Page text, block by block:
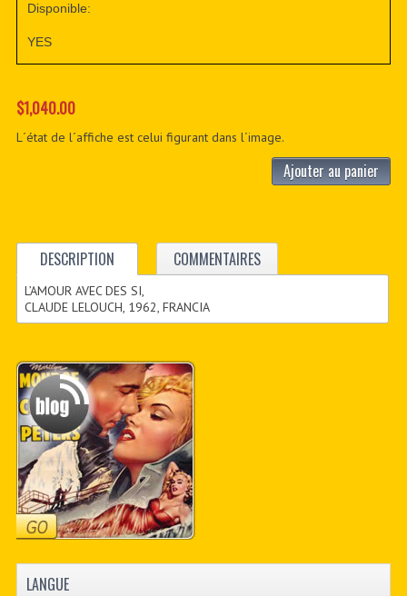
Disponible:
YES
$1,040.00
L´état de l´affiche est celui figurant dans l´image.
Ajouter au panier
DESCRIPTION COMMENTAIRES
L’AMOUR AVEC DES SI,
CLAUDE LELOUCH, 1962, FRANCIA
LANGUE